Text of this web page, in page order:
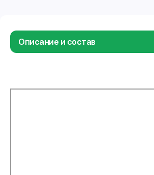
Описание и состав